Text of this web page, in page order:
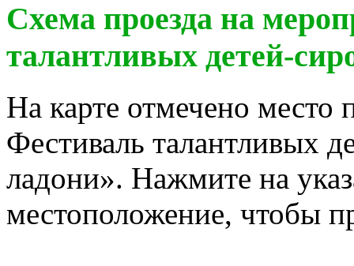
Схема проезда на
талантливых детей-
На карте отмечено место
Фестиваль талантливых
ладони». Нажмите на
местоположение, чтобы